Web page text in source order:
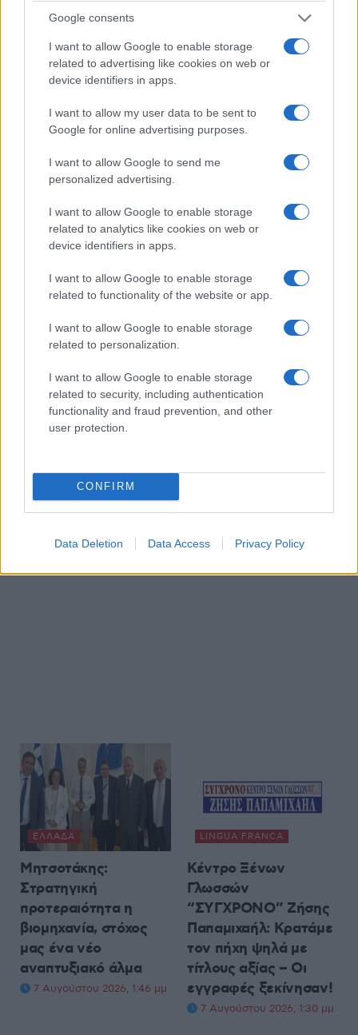
Google consents
I want to allow Google to enable storage
related to advertising like cookies on web or
device identifiers in apps.
I want to allow my user data to be sent to
Google for online advertising purposes.
I want to allow Google to send me
personalized advertising.
I want to allow Google to enable storage
related to analytics like cookies on web or
device identifiers in apps.
I want to allow Google to enable storage
related to functionality of the website or app.
I want to allow Google to enable storage
related to personalization.
I want to allow Google to enable storage
related to security, including authentication
functionality and fraud prevention, and other
user protection.
CONFIRM
Data Deletion Data Access Privacy Policy
ΕΛΛΆΔΑ
Μητσοτάκης:
Στρατηγική
προτεραιότητα η
βιομηχανία, στόχος
μας ένα νέο
αναπτυξιακό άλμα
7 Αυγούστου 2026, 1:46 μμ
LINGUA FRANCA
Κέντρο Ξένων
Γλωσσών
“ΣΥΓΧΡΟΝΟ” Ζήσης
Παπαμιχαήλ: Κρατάμε
τον πήχη ψηλά με
τίτλους αξίας – Οι
εγγραφές ξεκίνησαν!
7 Αυγούστου 2026, 1:30 μμ